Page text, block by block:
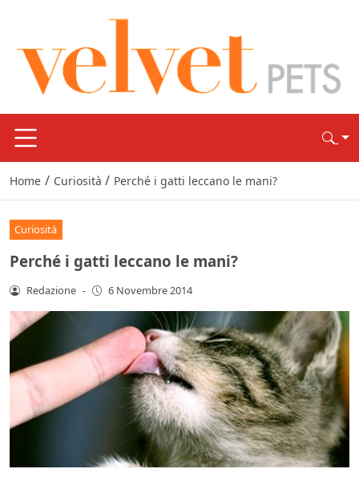
Home / Curiosità / Perché i gatti leccano le mani?
Curiosità
Perché i gatti leccano le mani?
Redazione - 6 Novembre 2014